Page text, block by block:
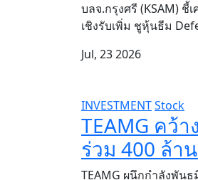
บลจ.กรุงศรี (KSAM)
เชิงรับเพิ่ม ชูหุ้นธีม
Jul, 23 2026
INVESTMENTStock
TEAMG คว้
ร่วม 400 ล้า
TEAMG ผนึกกำลังพัน